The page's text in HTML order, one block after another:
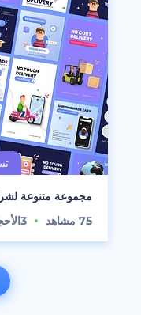
مجموعة متنوعة
75 مشاهد 3